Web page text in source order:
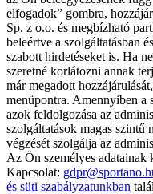
elfogadok” gombra,
Sp. z o.o. és megbízható
beleértve a szolgáltatásban
szabott hirdetéseket is. Ha
szeretné korlátozni annak
már megadott
menüpontra. Amennyiben a
azok feldolgozása az
szolgáltatások magas szintű
végzését szolgálja az
Az Ön személyes adatainak
Kapcsolat:
és süti szabályzatunkban